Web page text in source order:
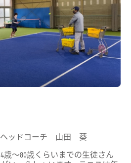
ヘッドコーチ 山田 葵
4歳～80歳くらいまでの生徒さん